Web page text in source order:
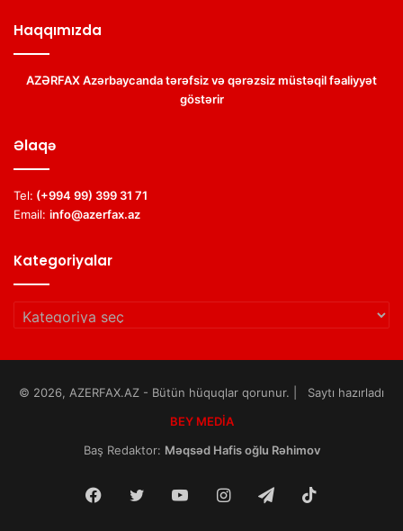
Haqqımızda
AZƏRFAX Azərbaycanda tərəfsiz və qərəzsiz müstəqil fəaliyyət
göstərir
Əlaqə
Tel: (+994 99) 399 31 71
Email: info@azerfax.az
Kategoriyalar
Kategoriyalar
© 2026, AZERFAX.AZ - Bütün hüquqlar qorunur. | Saytı hazırladı
BEY MEDİA
Baş Redaktor: Məqsəd Hafis oğlu Rəhimov
Facebook
TwitterYouTubeInstagram
Telegram